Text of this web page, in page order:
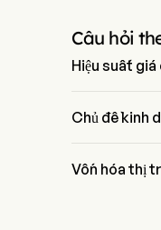
Câu hỏi
Hiệu suất giá
Chủ đề kinh
Vốn hóa thị